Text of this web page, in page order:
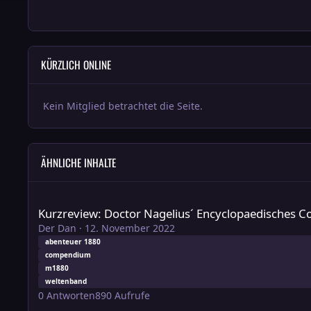
KÜRZLICH ONLINE
Kein Mitglied betrachtet die Seite.
ÄHNLICHE INHALTE
Kurzreview: Doctor Nagelius´ Encyclopaedisches
Der Dan · 12. November 2022
abenteuer 1880
compendium
m1880
weltenband
0 Antworten890 Aufrufe